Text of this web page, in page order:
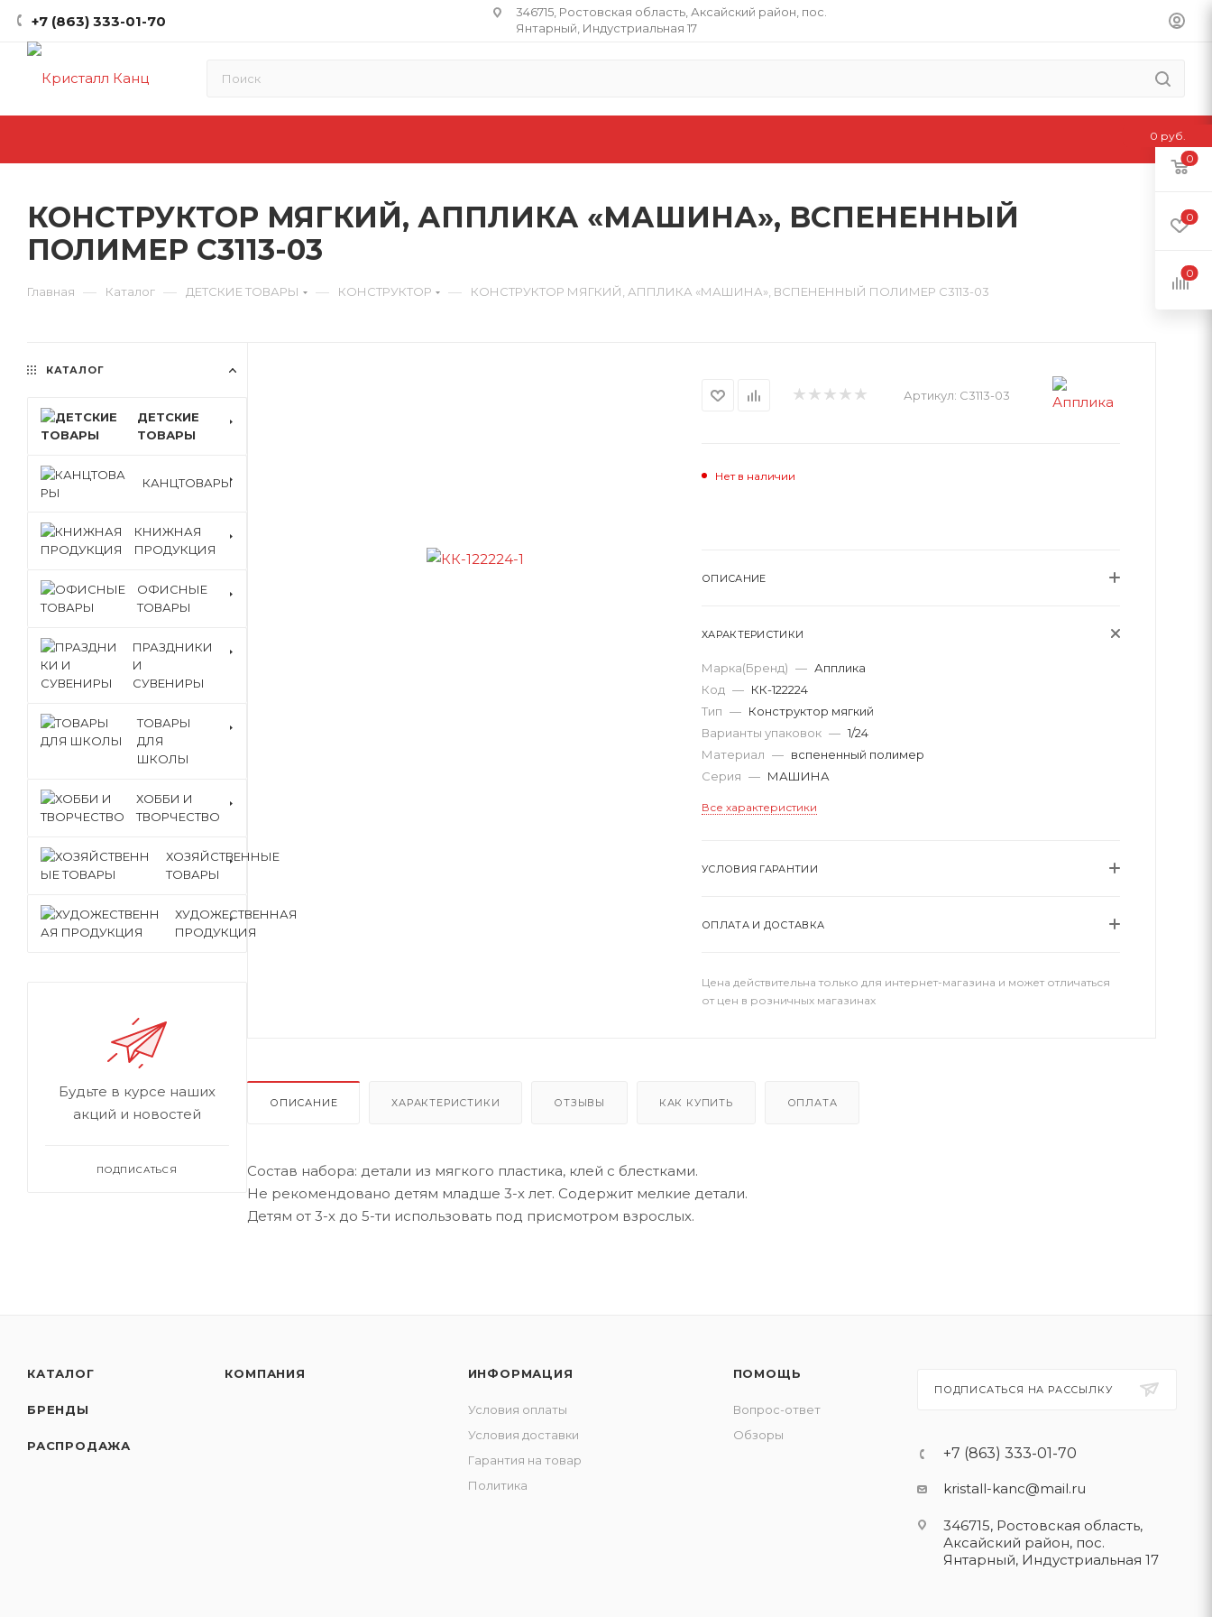
+7 (863) 333-01-70
346715, Ростовская область​, Аксайский район, пос.
Янтарный, Индустриальная 17
КОНСТРУКТОР МЯГКИЙ, АППЛИКА «МАШИНА», ВСПЕНЕННЫЙ
ПОЛИМЕР С3113-03
Главная — Каталог — ДЕТСКИЕ ТОВАРЫ — КОНСТРУКТОР — КОНСТРУКТОР МЯГКИЙ, АППЛИКА «МАШИНА», ВСПЕНЕННЫЙ ПОЛИМЕР С3113-03
Артикул: С3113-03
Нет в наличии
ОПИСАНИЕ
ХАРАКТЕРИСТИКИ
Марка(Бренд) — Апплика
Код — КК-122224
Тип — Конструктор мягкий
Варианты упаковок — 1/24
Материал — вспененный полимер
Серия — МАШИНА
Все характеристики
УСЛОВИЯ ГАРАНТИИ
ОПЛАТА И ДОСТАВКА
Цена действительна только для интернет-магазина и может отличаться
от цен в розничных магазинах
ОПИСАНИЕ ХАРАКТЕРИСТИКИ ОТЗЫВЫ КАК КУПИТЬ ОПЛАТА
Состав набора: детали из мягкого пластика, клей с блестками.
Не рекомендовано детям младше 3-х лет. Содержит мелкие детали.
Детям от 3-х до 5-ти использовать под присмотром взрослых.
КАТАЛОГ
ДЕТСКИЕ
ТОВАРЫ
КАНЦТОВАРЫ
КНИЖНАЯ
ПРОДУКЦИЯ
ОФИСНЫЕ
ТОВАРЫ
ПРАЗДНИКИ
И
СУВЕНИРЫ
ТОВАРЫ
ДЛЯ
ШКОЛЫ
ХОББИ И
ТВОРЧЕСТВО
ХОЗЯЙСТВЕННЫЕ
ТОВАРЫ
ХУДОЖЕСТВЕННАЯ
ПРОДУКЦИЯ
Будьте в курсе наших
акций и новостей
ПОДПИСАТЬСЯ
КАТАЛОГ
БРЕНДЫ
РАСПРОДАЖА
КОМПАНИЯ ИНФОРМАЦИЯ
Условия оплаты
Условия доставки
Гарантия на товар
Политика
ПОМОЩЬ
Вопрос-ответ
Обзоры
ПОДПИСАТЬСЯ НА РАССЫЛКУ
+7 (863) 333-01-70
kristall-kanc@mail.ru
346715, Ростовская область​,
Аксайский район, пос.
Янтарный, Индустриальная 17
0
0
0
0 руб.